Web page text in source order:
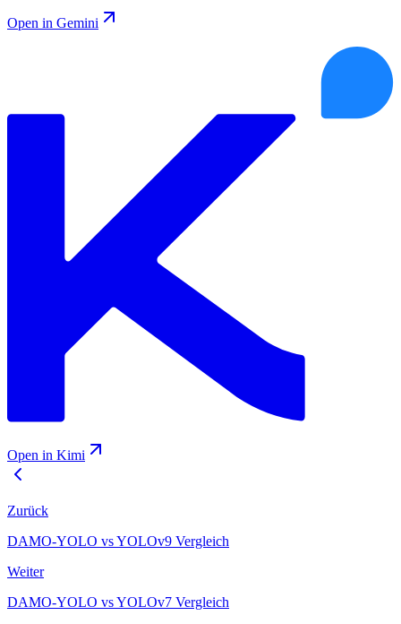
Open in Gemini
Open in Kimi
Zurück
DAMO-YOLO vs YOLOv9 Vergleich
Weiter
DAMO-YOLO vs YOLOv7 Vergleich